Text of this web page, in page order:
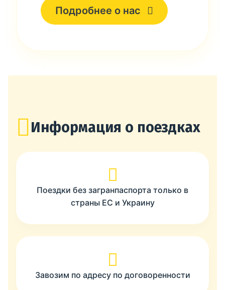
Подробнее о нас
Информация о поездках
Поездки без загранпаспорта только в
страны ЕС и Украину
Завозим по адресу по договоренности